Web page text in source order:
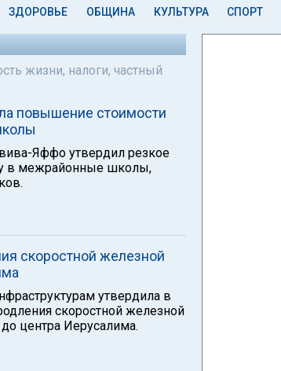
ЗДОРОВЬЕ ОБЩИНА КУЛЬТУРА СПОРТ
жизни, налоги, частный
повышение стоимости
Яффо утвердил резкое
в межрайонные школы,
скоростной железной
утвердила в
скоростной железной
центра Иерусалима.